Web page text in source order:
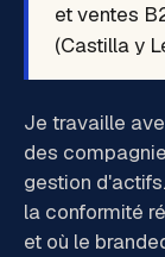
et ventes
(Castilla y
Je travaille
des
gestion
la conformité
et où le